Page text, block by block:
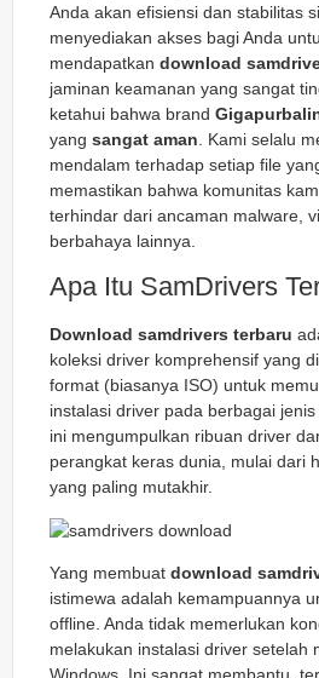
Anda akan efisiensi dan stabilitas
menyediakan akses bagi Anda
mendapatkan download
jaminan keamanan yang sangat
ketahui bahwa brand
yang sangat aman . Kami selalu
mendalam terhadap setiap file
memastikan bahwa komunitas
terhindar dari ancaman malware,
berbahaya lainnya.
Apa Itu SamDrivers
Download samdrivers terbaru
koleksi driver komprehensif yang
format (biasanya ISO) untuk
instalasi driver pada berbagai
ini mengumpulkan ribuan driver
perangkat keras dunia, mulai dari
yang paling mutakhir.
Yang membuat download
istimewa adalah kemampuannya
offline. Anda tidak memerlukan
melakukan instalasi driver setelah